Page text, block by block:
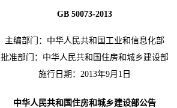
GB 50073-2013
主编部门：中华人民共和国工业和信息化部
批准部门：中华人民共和国住房和城乡建设部
施行日期：2013年9月 1 日
中华人民共和国住房和城乡建设部公告